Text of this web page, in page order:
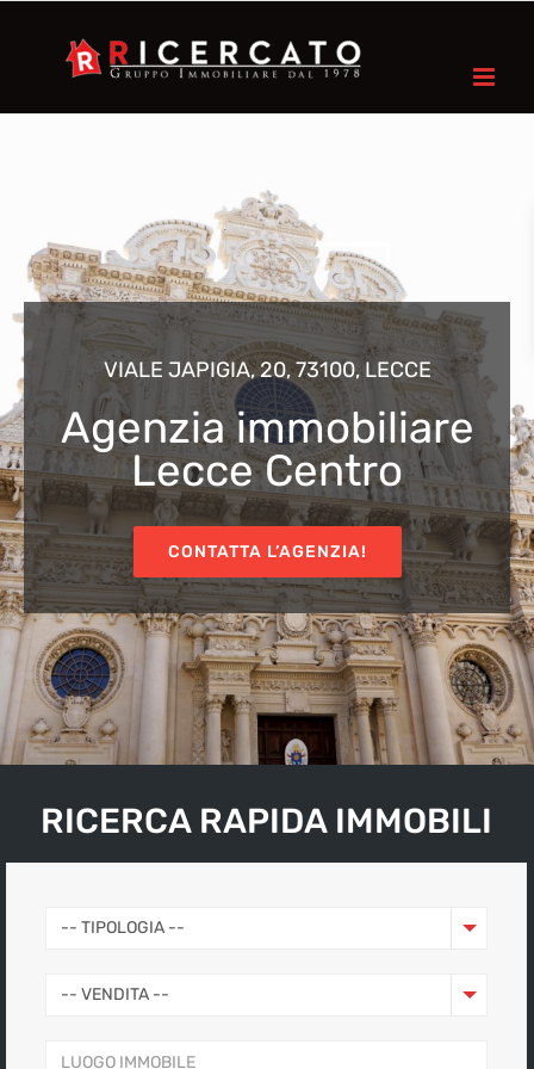
VIALE JAPIGIA, 20, 73100, LECCE
Agenzia immobiliare
Lecce Centro
CONTATTA L’AGENZIA!
RICERCA RAPIDA IMMOBILI
-- TIPOLOGIA --
-- VENDITA --